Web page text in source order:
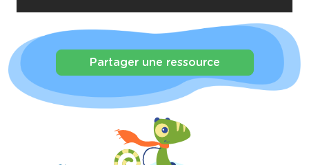
Partager une ressource